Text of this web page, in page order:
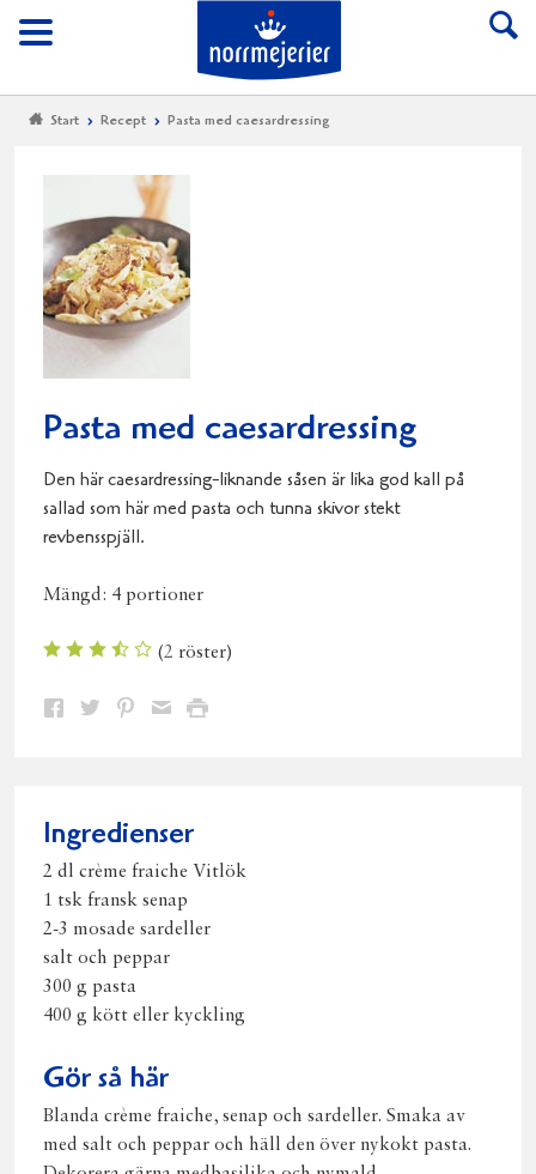
Meny
Till Norrmejerier
Start Recept Pasta med caesardressing
Pasta med caesardressing
Den här caesardressing-liknande såsen är lika god kall på
sallad som här med pasta och tunna skivor stekt
revbensspjäll.
Mängd: 4 portioner
(2 röster)
Dela Dela Dela DelaSkriv
Ingredienser
2 dl crème fraiche Vitlök
1 tsk fransk senap
2-3 mosade sardeller
salt och peppar
300 g pasta
400 g kött eller kyckling
Gör så här
Blanda crème fraiche, senap och sardeller. Smaka av
med salt och peppar och häll den över nykokt pasta.